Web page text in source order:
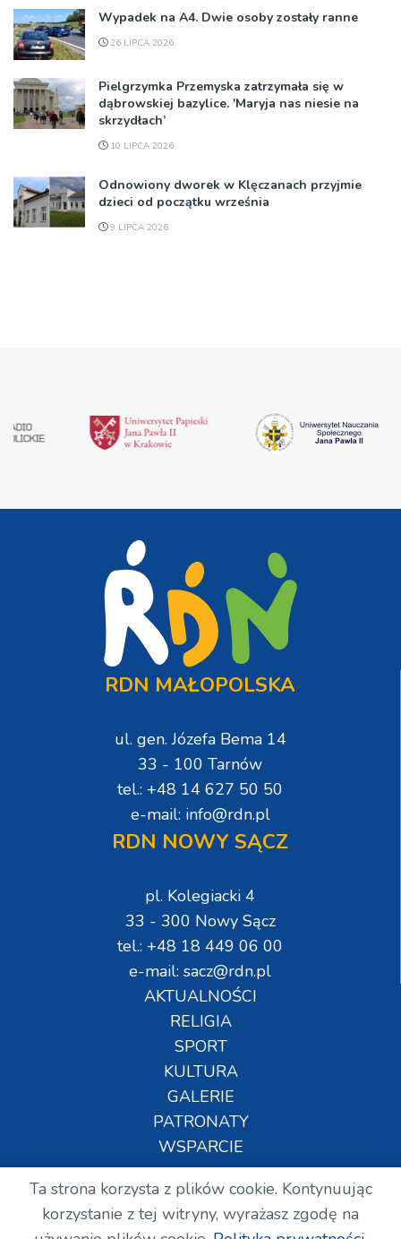
Wypadek na A4. Dwie osoby zostały ranne
26 LIPCA 2026
Pielgrzymka Przemyska zatrzymała się w
dąbrowskiej bazylice. 'Maryja nas niesie na
skrzydłach’
10 LIPCA 2026
Odnowiony dworek w Klęczanach przyjmie
dzieci od początku września
9 LIPCA 2026
RDN MAŁOPOLSKA
ul. gen. Józefa Bema 14
33 - 100 Tarnów
tel.: +48 14 627 50 50
e-mail: info@rdn.pl
RDN NOWY SĄCZ
pl. Kolegiacki 4
33 - 300 Nowy Sącz
tel.: +48 18 449 06 00
e-mail: sacz@rdn.pl
AKTUALNOŚCI
RELIGIA
SPORT
KULTURA
GALERIE
PATRONATY
WSPARCIE
Copyright © Wszelkie prawa zastrzeżone. RDN.
Ta strona korzysta z plików cookie. Kontynuując
korzystanie z tej witryny, wyrażasz zgodę na